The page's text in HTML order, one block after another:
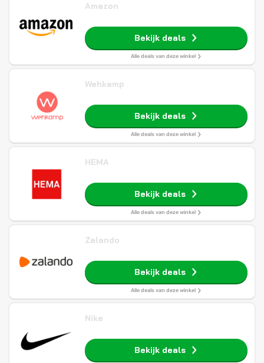
Amazon
Bekijk deals
Alle deals van deze winkel
Wehkamp
Bekijk deals
Alle deals van deze winkel
HEMA
Bekijk deals
Alle deals van deze winkel
Zalando
Bekijk deals
Alle deals van deze winkel
Nike
Bekijk deals